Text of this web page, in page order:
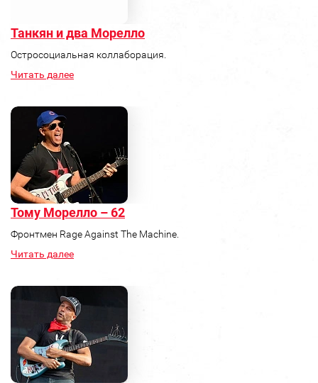
Танкян и два Морелло
Остросоциальная коллаборация.
Читать далее
Тому Морелло – 62
Фронтмен Rage Against The Machine.
Читать далее